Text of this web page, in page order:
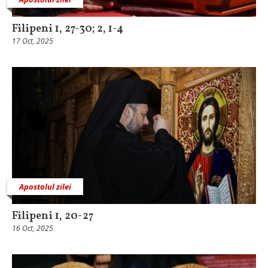
Filipeni 1, 27-30; 2, 1-4
17 Oct, 2025
Apostolul zilei
Filipeni 1, 20-27
16 Oct, 2025